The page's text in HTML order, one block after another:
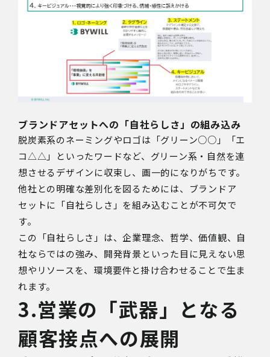
ブランドアセットへの「自社らしさ」の組み込み
脱炭素系のネーミングやロゴは「グリーン○○」「エ
コ△△」といったワードなど、グリーン系・自然を連
想させるデザインに収束し、画一的になりがちです。
他社との明確な差別化を図るためには、ブランドア
セットに「自社らしさ」を組み込むことが不可欠で
す。
この「自社らしさ」は、企業理念、哲学、価値観、自
社ならではの強み、開発背景といった目に見えない思
想やリソースを、環境要件と掛け合わせることで生ま
れます。
3.営業の「武器」となる
顧客接点への展開